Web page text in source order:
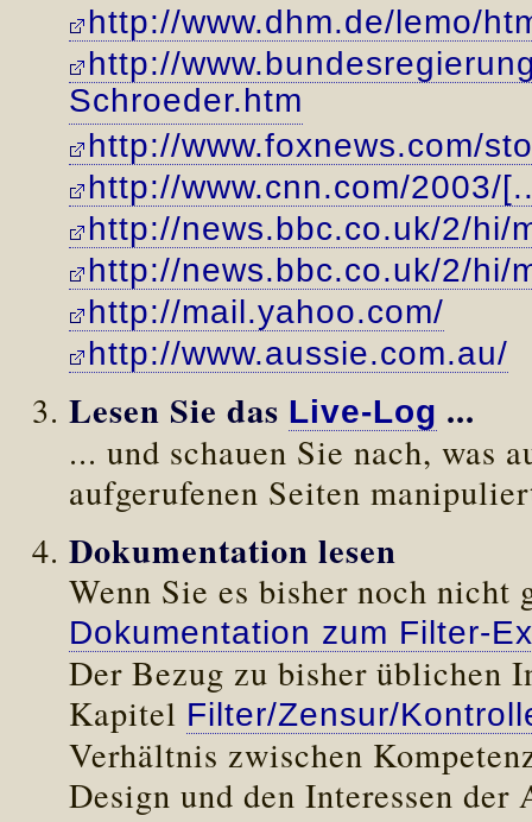
http://www.dhm.de/lemo/
http://
Schroeder.htm
http://www.foxnews.com/
http://www.cnn.com/2003/
http://news.bbc.co.uk/2/hi/
http://news.bbc.co.uk/2/hi/
http://mail.yahoo.com/
http://www.aussie.com.au/
Lesen Sie das Live-Log ...
... und schauen Sie nach, was
aufgerufenen Seiten
Dokumentation lesen
Wenn Sie es bisher noch nicht
Dokumentation zum Filter-
Der Bezug zu bisher üblichen
Kapitel Filter/Zensur/
Verhältnis zwischen
Design und den Interessen